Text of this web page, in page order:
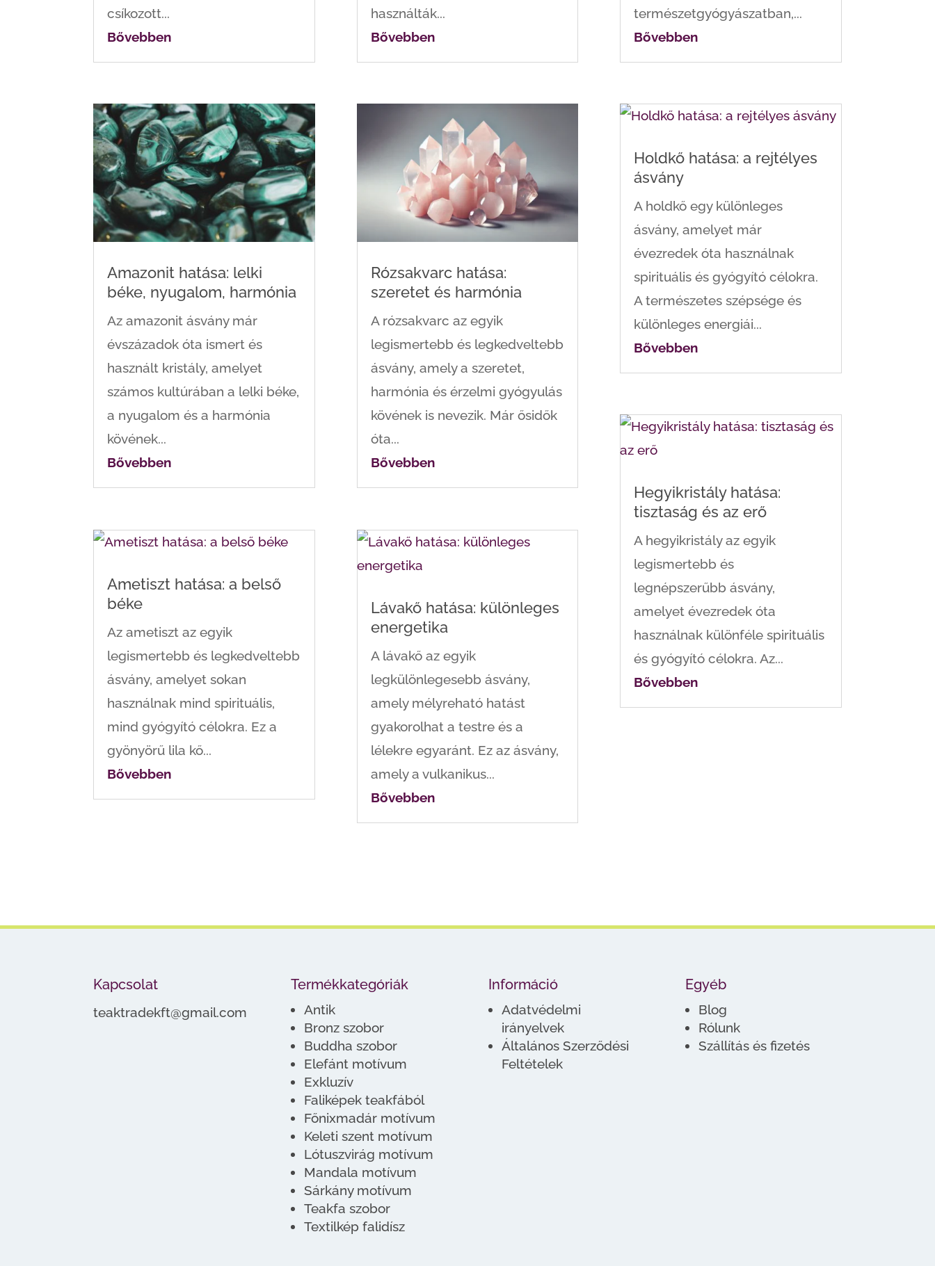
csíkozott...
Bővebben
Amazonit hatása: lelki
béke, nyugalom, harmónia
Az amazonit ásvány már
évszázadok óta ismert és
használt kristály, amelyet
számos kultúrában a lelki béke,
a nyugalom és a harmónia
kövének...
Bővebben
Ametiszt hatása: a belső
béke
Az ametiszt az egyik
legismertebb és legkedveltebb
ásvány, amelyet sokan
használnak mind spirituális,
mind gyógyító célokra. Ez a
gyönyörű lila kő...
Bővebben
használták...
Bővebben
Rózsakvarc hatása:
szeretet és harmónia
A rózsakvarc az egyik
legismertebb és legkedveltebb
ásvány, amely a szeretet,
harmónia és érzelmi gyógyulás
kövének is nevezik. Már ősidők
óta...
Bővebben
Lávakő hatása: különleges
energetika
A lávakő az egyik
legkülönlegesebb ásvány,
amely mélyreható hatást
gyakorolhat a testre és a
lélekre egyaránt. Ez az ásvány,
amely a vulkanikus...
Bővebben
természetgyógyászatban,...
Bővebben
Holdkő hatása: a rejtélyes
ásvány
A holdkő egy különleges
ásvány, amelyet már
évezredek óta használnak
spirituális és gyógyító célokra.
A természetes szépsége és
különleges energiái...
Bővebben
Hegyikristály hatása:
tisztaság és az erő
A hegyikristály az egyik
legismertebb és
legnépszerűbb ásvány,
amelyet évezredek óta
használnak különféle spirituális
és gyógyító célokra. Az...
Bővebben
Kapcsolat
teaktradekft@gmail.com
Termékkategóriák
Antik
Bronz szobor
Buddha szobor
Elefánt motívum
Exkluzív
Faliképek teakfából
Főnixmadár motívum
Keleti szent motívum
Lótuszvirág motívum
Mandala motívum
Sárkány motívum
Teakfa szobor
Textilkép falidísz
Információ
Adatvédelmi
irányelvek
Általános Szerződési
Feltételek
Egyéb
Blog
Rólunk
Szállítás és fizetés